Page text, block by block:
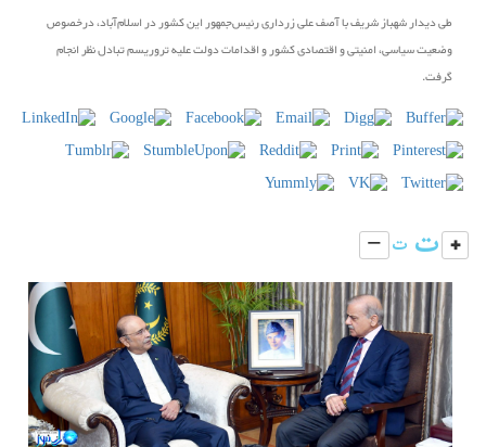
طی دیدار شهباز شریف با آصف علی زرداری رئیس‌جمهور این کشور در اسلام‌آباد، درخصوص
وضعیت سیاسی، امنیتی و اقتصادی کشور و اقدامات دولت علیه تروریسم تبادل نظر انجام
گرفت.